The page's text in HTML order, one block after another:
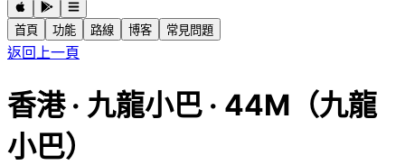
首頁 功能 路線 博客 常見問題
返回上一頁
香港· 九龍小巴 · 44M（九龍
小巴）